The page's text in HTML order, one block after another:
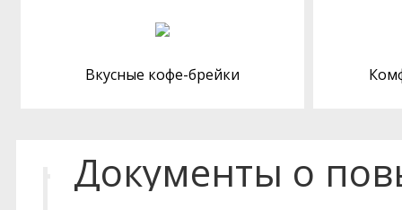
Вкусные кофе-брейки
Документы о